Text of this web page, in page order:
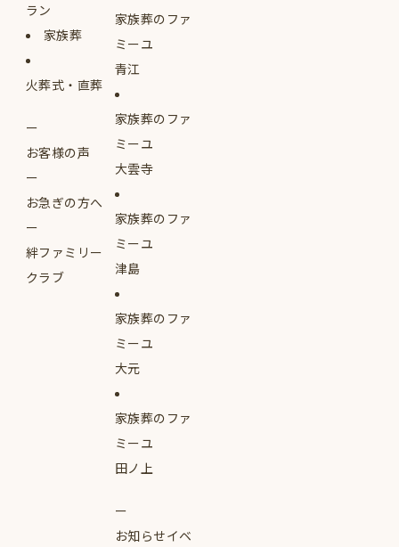
ラン
家族葬
火葬式・直葬
お客様の声
お急ぎの方へ
絆ファミリー
クラブ
家族葬のファ
ミーユ
青江
家族葬のファ
ミーユ
大雲寺
家族葬のファ
ミーユ
津島
家族葬のファ
ミーユ
大元
家族葬のファ
ミーユ
田ノ上
お知らせイベ